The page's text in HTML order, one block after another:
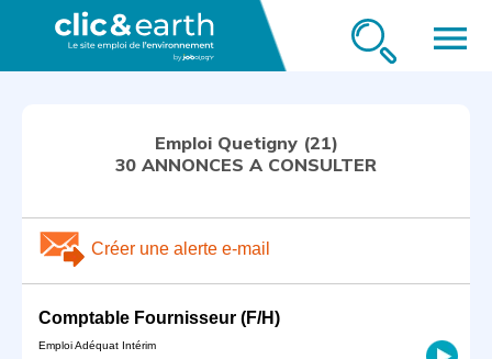
menu
Emploi Quetigny (21)
30 ANNONCES A CONSULTER
Créer une alerte e-mail
Comptable Fournisseur (F/H)
Emploi Adéquat Intérim